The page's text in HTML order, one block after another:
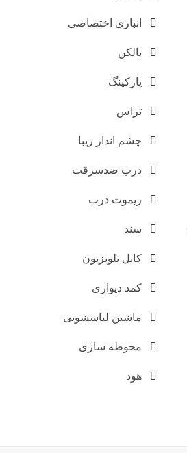
انباری اختصاصی
بالکن
پارکینگ
تراس
چشم انداز زیبا
درب ضدسرقت
ریموت درب
سند
کابل تلویزیون
کمد دیواری
ماشین لباسشویی
محوطه سازی
هود